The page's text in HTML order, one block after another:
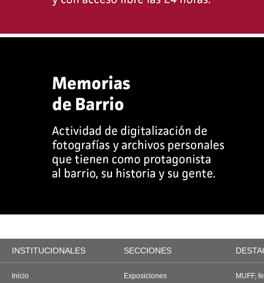
INSTITUCIONALES SECCIONES
Inicio
Exposiciones
MUFF,